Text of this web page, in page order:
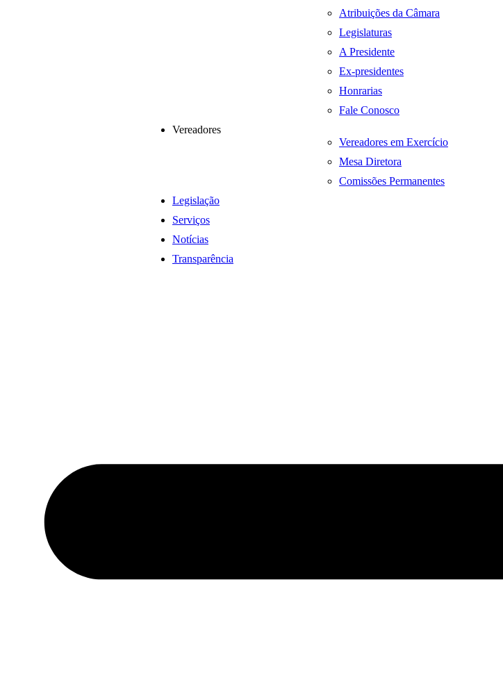
Atribuições da Câmara
Legislaturas
A Presidente
Ex-presidentes
Honrarias
Fale Conosco
Vereadores
Vereadores em Exercício
Mesa Diretora
Comissões Permanentes
Legislação
Serviços
Notícias
Transparência